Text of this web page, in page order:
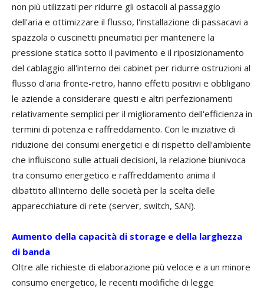
non più utilizzati per ridurre gli ostacoli al passaggio
dell'aria e ottimizzare il flusso, l'installazione di passacavi a
spazzola o cuscinetti pneumatici per mantenere la
pressione statica sotto il pavimento e il riposizionamento
del cablaggio all'interno dei cabinet per ridurre ostruzioni al
flusso d'aria fronte-retro, hanno effetti positivi e obbligano
le aziende a considerare questi e altri perfezionamenti
relativamente semplici per il miglioramento dell'efficienza in
termini di potenza e raffreddamento. Con le iniziative di
riduzione dei consumi energetici e di rispetto dell'ambiente
che influiscono sulle attuali decisioni, la relazione biunivoca
tra consumo energetico e raffreddamento anima il
dibattito all'interno delle società per la scelta delle
apparecchiature di rete (server, switch, SAN).
Aumento della capacità di storage e della larghezza
di banda
Oltre alle richieste di elaborazione più veloce e a un minore
consumo energetico, le recenti modifiche di legge